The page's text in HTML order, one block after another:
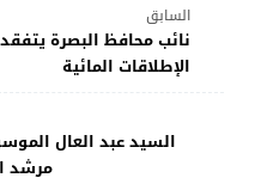
السابق
نائب محافظ البصرة
الإطلاقات المائية
السيد عبد العال
مرشد